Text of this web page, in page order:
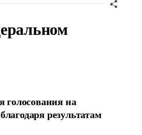
голосования на
результатам